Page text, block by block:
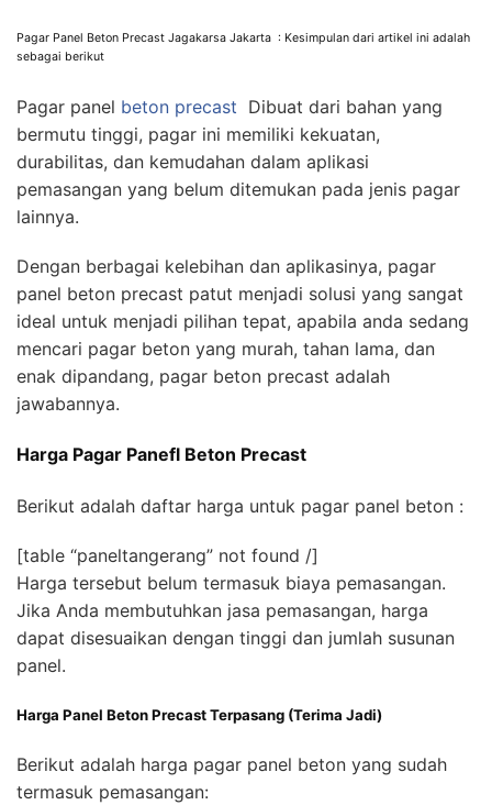
Pagar Panel Beton Precast Jagakarsa Jakarta : Kesimpulan dari artikel ini adalah
sebagai berikut
Pagar panel beton precast Dibuat dari bahan yang
bermutu tinggi, pagar ini memiliki kekuatan,
durabilitas, dan kemudahan dalam aplikasi
pemasangan yang belum ditemukan pada jenis pagar
lainnya.
Dengan berbagai kelebihan dan aplikasinya, pagar
panel beton precast patut menjadi solusi yang sangat
ideal untuk menjadi pilihan tepat, apabila anda sedang
mencari pagar beton yang murah, tahan lama, dan
enak dipandang, pagar beton precast adalah
jawabannya.
Harga Pagar Panefl Beton Precast
Berikut adalah daftar harga untuk pagar panel beton :
[table “paneltangerang” not found /]
Harga tersebut belum termasuk biaya pemasangan.
Jika Anda membutuhkan jasa pemasangan, harga
dapat disesuaikan dengan tinggi dan jumlah susunan
panel.
Harga Panel Beton Precast Terpasang (Terima Jadi)
Berikut adalah harga pagar panel beton yang sudah
termasuk pemasangan: